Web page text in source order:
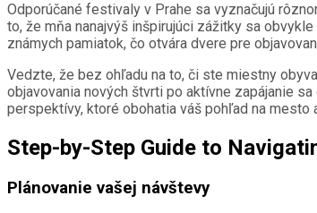
Odporúčané festivaly v Prahe sa vyznačujú
to, že mňa nanajvýš inšpirujúci zážitky sa
známych pamiatok, čo otvára dvere pre
Vedzte, že bez ohľadu na to, či ste miestny
objavovania nových štvrti po aktívne zapájanie
perspektívy, ktoré obohatia váš pohľad na mesto
Step-by-Step Guide to
Plánovanie vašej návštevy